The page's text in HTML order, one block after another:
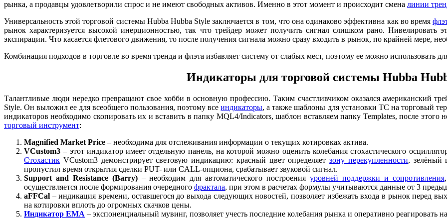
рынка, а продавцы удовлетворили спрос и не имеют свободных активов. Именно в этот момент и происходит смена линии
Универсальность этой торговой системы Hubba Hubba Style заключается в том, что она одинаково эффективна как во время
рынок характеризуется высокой инерционностью, так что трейдер может получить сигнал слишком рано. Нивелировать
экспирации. Что касается флетового движения, то после получения сигнала можно сразу входить в рынок, по крайней мере,
Комбинация подходов в торговле во время тренда и флэта избавляет систему от слабых мест, поэтому ее можно использовать
Индикаторы для торговой системы Hubba
Талантливые люди нередко превращают свое хобби в основную профессию. Таким счастливчиком оказался американский
Style. Он выложил ее для всеобщего пользования, поэтому всеиндикаторы, а также шаблоны для установки ТС на торговый
индикаторов необходимо скопировать их и вставить в папку MQL4/Indicators, шаблон вставляем папку Templates, после этого
торговый инструмент:
Magnified Market Price – необходима для отслеживания информации о текущих котировках актива.
VCustom3 – этот индикатор имеет отдельную панель, на которой можно оценить колебания стохастического
Стохастик VCustom3 демонстрирует световую индикацию: красный цвет определяетзону перекупленности, зелёный
пропустил время открытия сделки PUT- или CALL-опциона, срабатывает звуковой сигнал.
Support and Resistance (Barry)– необходим для автоматического построенияуровней поддержки и сопротивления
осуществляется после формирования очередного фрактала, при этом в расчетах формулы учитываются данные от 3
aFFCal – индикация времени, оставшегося до выхода следующих новостей, позволяет избежать входа в рынок перед
на котировки вплоть до огромных скачков цены.
Индикатор ЕМA – экспоненциальный мувинг, позволяет учесть последние колебания рынка и оперативно реагировать